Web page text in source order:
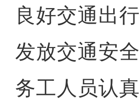
良好交通出
发放交通安
务工人员认